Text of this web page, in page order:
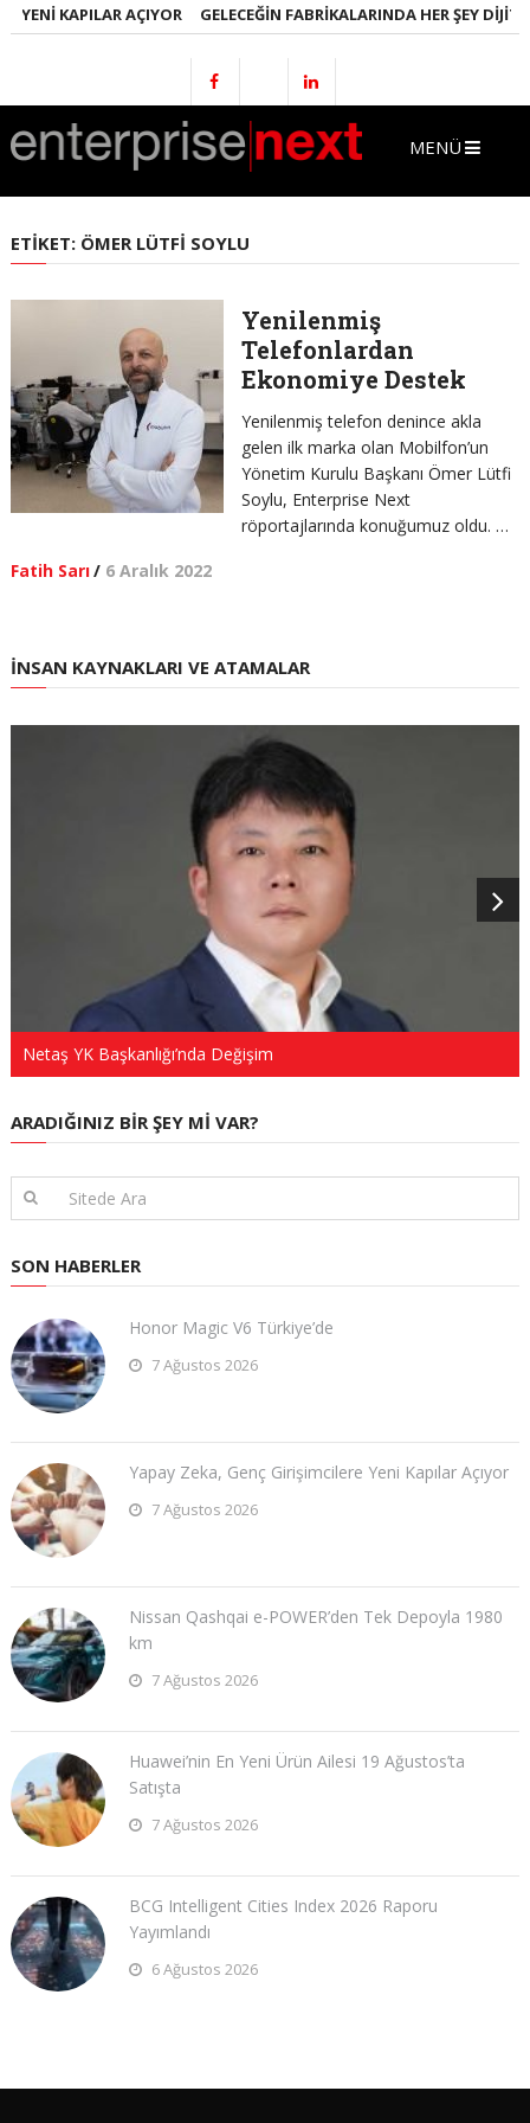
YENI KAPILAR AÇIYOR GELECEĞIN FABRIKALARINDA HER ŞEY
MENÜ
ETIKET: ÖMER LÜTFI SOYLU
Yenilenmiş
Telefonlardan
Ekonomiye Destek
Yenilenmiş telefon denince akla
gelen ilk marka olan Mobilfon’un
Yönetim Kurulu Başkanı Ömer Lütfi
Soylu, Enterprise Next
röportajlarında konuğumuz oldu. …
Fatih Sarı/ 6 Aralık 2022
İNSAN KAYNAKLARI VE ATAMALAR
Netaş YK Başkanlığı’nda Değişim
ARADIĞINIZ BIR ŞEY MI VAR?
SON HABERLER
Honor Magic V6 Türkiye’de
7 Ağustos 2026
Yapay Zeka, Genç Girişimcilere Yeni Kapılar Açıyor
7 Ağustos 2026
Nissan Qashqai e-POWER’den Tek Depoyla 1980
km
7 Ağustos 2026
Huawei’nin En Yeni Ürün Ailesi 19 Ağustos’ta
Satışta
7 Ağustos 2026
BCG Intelligent Cities Index 2026 Raporu
Yayımlandı
6 Ağustos 2026